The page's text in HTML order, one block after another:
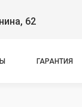
62
ГАРАНТИЯ